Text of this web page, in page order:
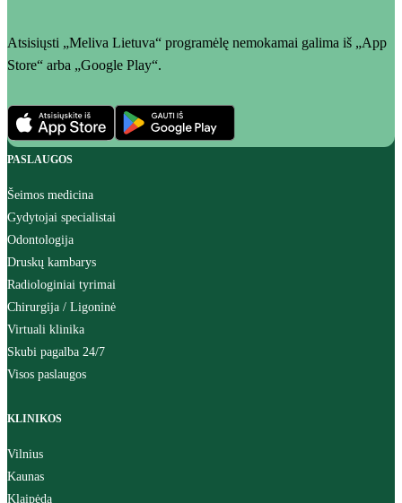
Atsisiųsti „Meliva Lietuva“ programėlę nemokamai galima iš „App
Store“ arba „Google Play“.
PASLAUGOS
Šeimos medicina
Gydytojai specialistai
Odontologija
Druskų kambarys
Radiologiniai tyrimai
Chirurgija / Ligoninė
Virtuali klinika
Skubi pagalba 24/7
Visos paslaugos
KLINIKOS
Vilnius
Kaunas
Klaipėda